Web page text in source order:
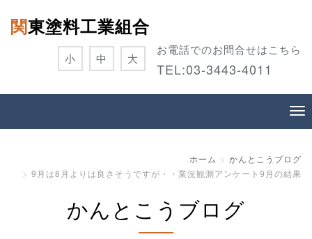
関東塗料工業組合
お電話でのお問合せはこちら
TEL:03-3443-4011
小 中 大
ホーム
かんとこうブログ
9月は8月よりは良さそうですが・・業況観測アンケート9月の結果
かんとこうブログ